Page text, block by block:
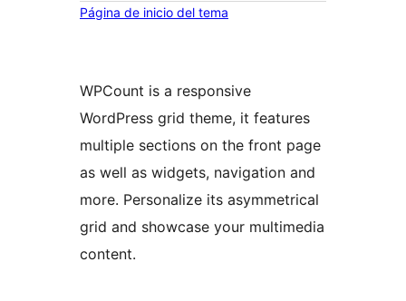
Página de inicio del tema
WPCount is a responsive
WordPress grid theme, it features
multiple sections on the front page
as well as widgets, navigation and
more. Personalize its asymmetrical
grid and showcase your multimedia
content.